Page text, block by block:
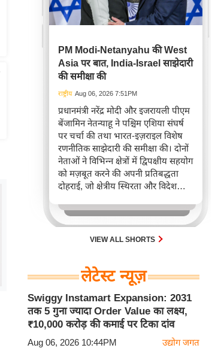
PM Modi-Netanyahu की West
Asia पर बात, India-Israel साझेदारी
की समीक्षा की
राष्ट्रीय Aug 06, 2026 7:51PM
प्रधानमंत्री नरेंद्र मोदी और इजरायली पीएम
बेंजामिन नेतन्याहू ने पश्चिम एशिया संघर्ष
पर चर्चा की तथा भारत-इज़राइल विशेष
रणनीतिक साझेदारी की समीक्षा की। दोनों
नेताओं ने विभिन्न क्षेत्रों में द्विपक्षीय सहयोग
को मज़बूत करने की अपनी प्रतिबद्धता
दोहराई, जो क्षेत्रीय स्थिरता और विदेश
करता है।
VIEW ALL SHORTS
लेटेस्ट न्यूज़
Swiggy Instamart Expansion: 2031
तक 5 गुना ज्यादा Order Value का लक्ष्य,
₹10,000 करोड़ की कमाई पर टिका दांव
Aug 06, 2026 10:44PM उद्योग जगत